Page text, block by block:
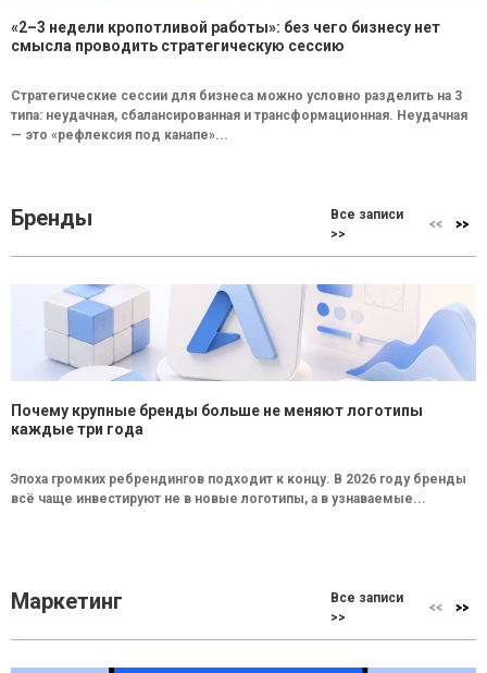
«2–3 недели кропотливой работы»: без чего бизнесу нет
смысла проводить стратегическую сессию
Стратегические сессии для бизнеса можно условно разделить на 3
типа: неудачная, сбалансированная и трансформационная. Неудачная
— это «рефлексия под канапе»...
Бренды
Все записи
>>
Почему крупные бренды больше не меняют логотипы
каждые три года
Эпоха громких ребрендингов подходит к концу. В 2026 году бренды
всё чаще инвестируют не в новые логотипы, а в узнаваемые...
Маркетинг
Все записи
>>